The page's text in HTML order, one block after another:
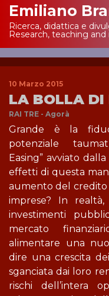
Main
Emiliano
Ricerca, didattica e
Research, teaching and
10 Marzo 2015
LA BOLLA DI
RAI TRE - Agorà
Grande è la
potenziale
Easing” avviato
effetti di questa
aumento del credito
imprese? In
investimenti
mercato
alimentare una
dire una crescita
sganciata dai loro
rischi dell’intera